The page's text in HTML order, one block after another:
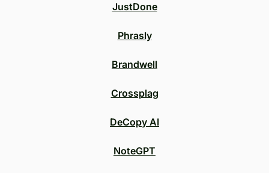
JustDone
Phrasly
Brandwell
Crossplag
DeCopy AI
NoteGPT